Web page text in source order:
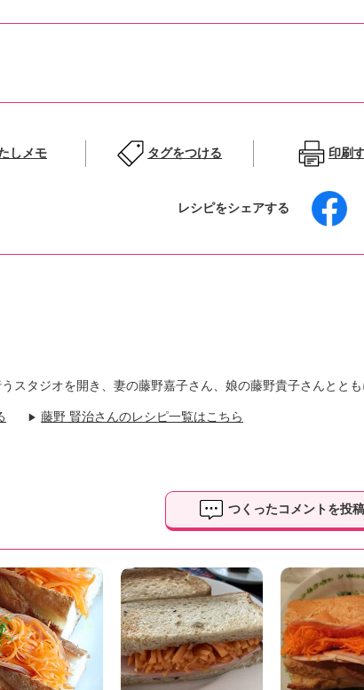
しメモ タグをつける 印刷
レシピをシェアする
スタジオを開き、妻の藤野嘉子さん、娘の藤野貴子さんととも
▶ 藤野 賢治さんのレシピ一覧はこちら
つくったコメントを投